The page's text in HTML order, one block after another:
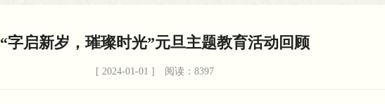
“字启新岁，璀璨时光”元旦主题教育活动回顾
[ 2024-01-01 ] 阅读：8397